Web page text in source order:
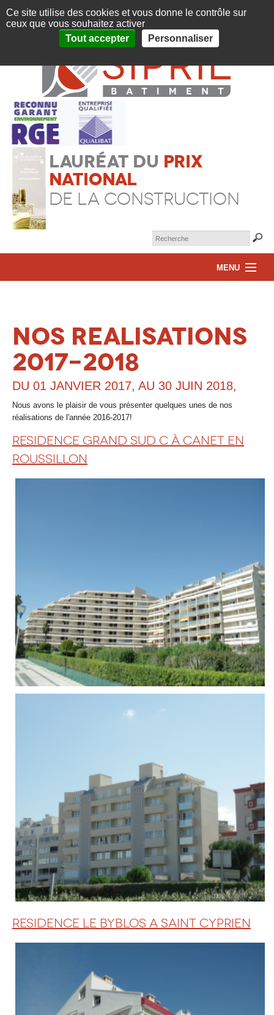
OUVERT TOUTE L'ANNÉE DU LUNDI AU VENDREDI DE 08H À 12H ET DE
14H À 18H
|
CONTACTEZ-NOUS AU 04 68 85 53 84
DEMANDE DE DEVIS EN LIGNE
Lauréat du prix
national
de la construction
MENU
SAVOIR-FAIRE
GALERIE PHOTOS
RÉFÉRENCES
QUALIFICATIONS
CONTACT
NOS REALISATIONS
2017-2018
DU 01 JANVIER 2017, AU 30 JUIN 2018,
Nous avons le plaisir de vous présenter quelques unes de nos
réalisations de l'année 2016-2017!
RESIDENCE GRAND SUD C À CANET EN
ROUSSILLON
RESIDENCE LE BYBLOS A SAINT CYPRIEN
Panneau de gestion des cookies
Ce site utilise des cookies et vous donne le contrôle sur
ceux que vous souhaitez activer
Tout accepter
Personnaliser